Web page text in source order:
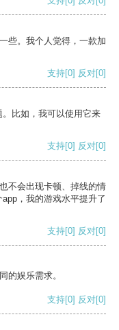
些。我个人觉得，一款加
支持[0] 反对[0]
比如，我可以使用它来
支持[0] 反对[0]
不会出现卡顿、掉线的情
，我的游戏水平提升了
支持[0] 反对[0]
的娱乐需求。
支持[0] 反对[0]